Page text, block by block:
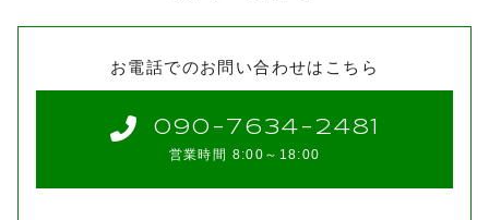
お電話でのお問い合わせはこちら
090-7634-2481
営業時間 8:00～18:00